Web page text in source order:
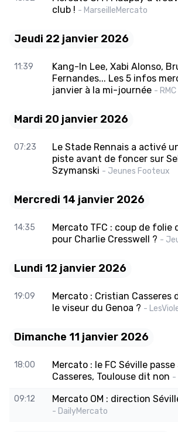
club ! - MarseilleMercato
Jeudi 22 janvier 2026
11:39
Kang-In Lee, Xabi Alonso,
Fernandes... Les 5 infos
janvier à la mi-journée -
Mardi 20 janvier 2026
07:23
Le Stade Rennais a activé
piste avant de foncer sur
Szymanski - Jeunes Footeux
Mercredi 14 janvier 2026
14:35
Mercato TFC : coup de folie
pour Charlie Cresswell ? -
Lundi 12 janvier 2026
19:09
Mercato : Cristian Casseres
le viseur du Genoa ? -
Dimanche 11 janvier 2026
18:00
Mercato : le FC Séville
Casseres, Toulouse dit non -
09:12 Mercato OM : direction
- DailyMercato